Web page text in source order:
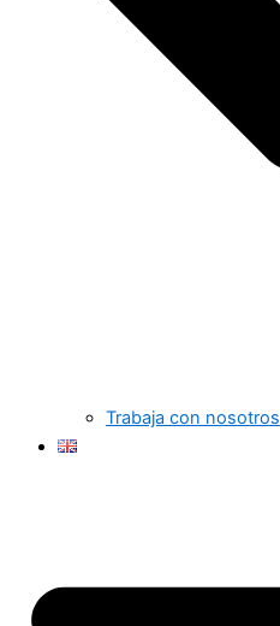
Trabaja con nosotros